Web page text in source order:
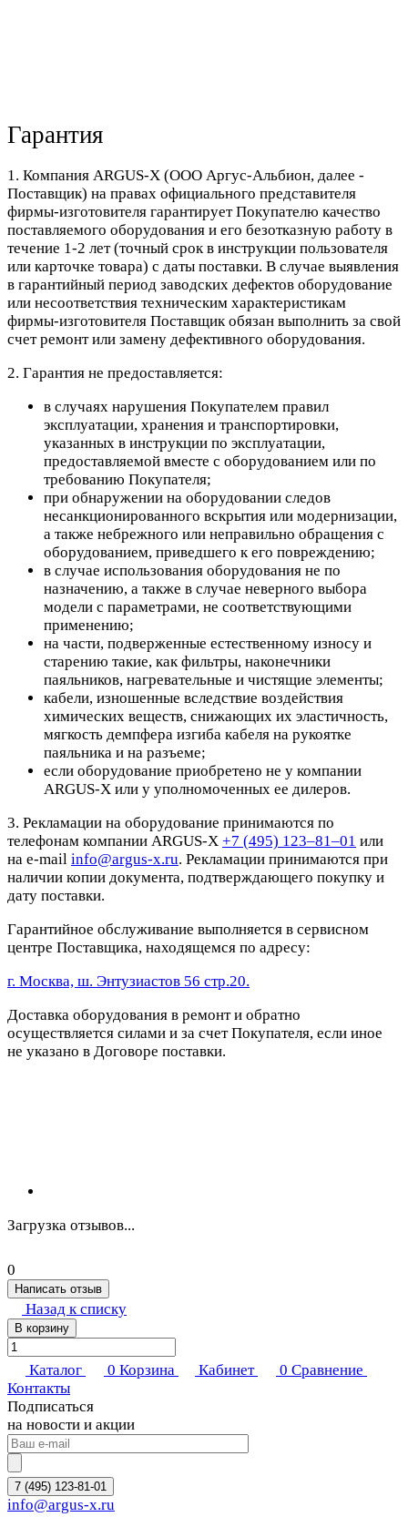
Гарантия
1. Компания ARGUS-X (ООО Аргус-Альбион, далее -
Поставщик) на правах официального представителя
фирмы-изготовителя гарантирует Покупателю качество
поставляемого оборудования и его безотказную работу в
течение 1-2 лет (точный срок в инструкции пользователя
или карточке товара) с даты поставки. В случае выявления
в гарантийный период заводских дефектов оборудование
или несоответствия техническим характеристикам
фирмы-изготовителя Поставщик обязан выполнить за свой
счет ремонт или замену дефективного оборудования.
2. Гарантия не предоставляется:
в случаях нарушения Покупателем правил
эксплуатации, хранения и транспортировки,
указанных в инструкции по эксплуатации,
предоставляемой вместе с оборудованием или по
требованию Покупателя;
при обнаружении на оборудовании следов
несанкционированного вскрытия или модернизации,
а также небрежного или неправильно обращения с
оборудованием, приведшего к его повреждению;
в случае использования оборудования не по
назначению, а также в случае неверного выбора
модели с параметрами, не соответствующими
применению;
на части, подверженные естественному износу и
старению такие, как фильтры, наконечники
паяльников, нагревательные и чистящие элементы;
кабели, изношенные вследствие воздействия
химических веществ, снижающих их эластичность,
мягкость демпфера изгиба кабеля на рукоятке
паяльника и на разъеме;
если оборудование приобретено не у компании
ARGUS-X или у уполномоченных ее дилеров.
3. Рекламации на оборудование принимаются по
телефонам компании ARGUS-X +7 (495) 123–81–01 или
на e-mail info@argus-x.ru. Рекламации принимаются при
наличии копии документа, подтверждающего покупку и
дату поставки.
Гарантийное обслуживание выполняется в сервисном
центре Поставщика, находящемся по адресу:
г. Москва, ш. Энтузиастов 56 стр.20.
Доставка оборудования в ремонт и обратно
осуществляется силами и за счет Покупателя, если иное
не указано в Договоре поставки.
Загрузка отзывов...
0
Написать отзыв
Назад к списку
В корзину
Каталог 0 Корзина Кабинет 0 Сравнение
Контакты
Подписаться
на новости и акции
7 (495) 123-81-01
info@argus-x.ru